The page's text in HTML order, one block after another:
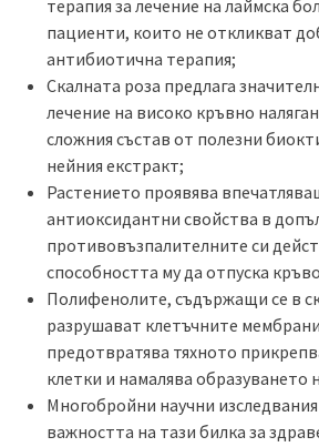
терапия за лечение на лаймска
пациенти, които не откликват
антибиотична терапия;
Скалната роза предлага
лечение на високо кръвно
сложния състав от полезни
нейния екстракт;
Растението проявява
антиоксидантни свойства в
противовъзпалителните си
способността му да отпуска
Полифенолите, съдържащи се в
разрушават клетъчните
предотвратява тяхното
клетки и намалява образуването
Многобройни научни
важността на тази билка за